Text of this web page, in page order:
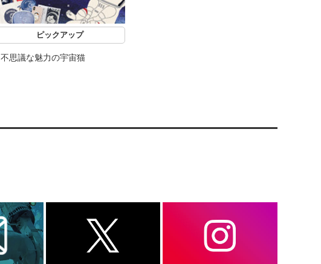
ピックアップ
不思議な魅力の宇宙猫